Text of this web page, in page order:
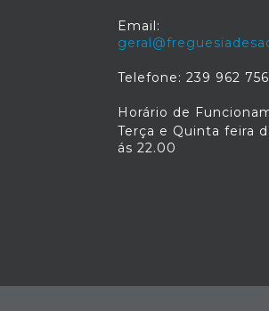
Email:
Telefone: 239 962 756
Horário de
Terça e Quinta feira
ás 22.00